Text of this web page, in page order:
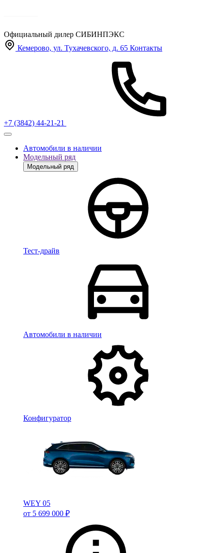
Официальный дилер СИБИНПЭКС
Кемерово, ул. Тухачевского, д. 65 Контакты
+7 (3842) 44-21-21
Автомобили в наличии
Модельный ряд
Модельный ряд
Тест-драйв
Автомобили в наличии
Конфигуратор
WEY 05
от 5 699 000 ₽